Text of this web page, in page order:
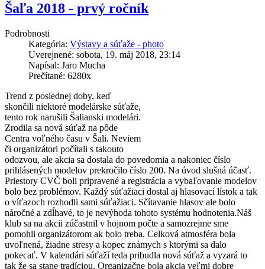
Šaľa 2018 - prvý ročník
Podrobnosti
Kategória: Výstavy a súťaže - photo
Uverejnené: sobota, 19. máj 2018, 23:14
Napísal: Jaro Mucha
Prečítané: 6280x
Trend z poslednej doby, keď
skončili niektoré modelárske súťaže,
tento rok narušili Šalianski modelári.
Zrodila sa nová súťaž na pôde
Centra voľného času v Šali. Neviem
či organizátori počítali s takouto
odozvou, ale akcia sa dostala do povedomia a nakoniec číslo
prihlásených modelov prekročilo číslo 200. Na úvod slušná účasť.
Priestory CVČ boli pripravené a registrácia a vybaľovanie modelov
bolo bez problémov. Každý súťažiaci dostal aj hlasovací lístok a tak
o víťazoch rozhodli sami súťažiaci. Sčítavanie hlasov ale bolo
náročné a zdĺhavé, to je nevýhoda tohoto systému hodnotenia.Náš
klub sa na akcii zúčastnil v hojnom počte a samozrejme sme
pomohli organizátorom ak bolo treba. Celková atmosféra bola
uvoľnená, žiadne stresy a kopec známych s ktorými sa dalo
pokecať. V kalendári súťaží teda pribudla nová súťaž a vyzará to
tak že sa stane tradíciou. Organizačne bola akcia veľmi dobre